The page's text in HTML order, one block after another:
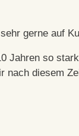
gerne auf
Jahren so
nach diesem